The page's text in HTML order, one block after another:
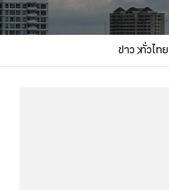
ข่าว ทั่วไทย